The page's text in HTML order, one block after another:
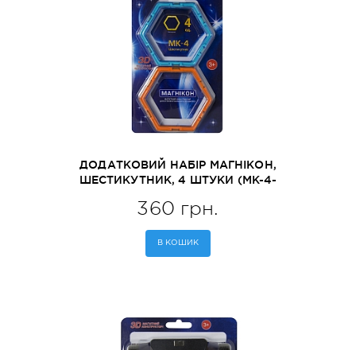
ДОДАТКОВИЙ НАБІР МАГНІКОН,
ШЕСТИКУТНИК, 4 ШТУКИ (MK-4-
360 грн.
В КОШИК